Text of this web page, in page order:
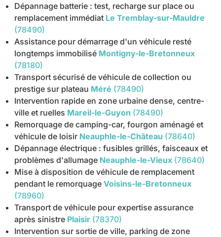
Dépannage batterie : test, recharge sur place ou
remplacement immédiat Le Tremblay-sur-Mauldre
(78490)
Assistance pour démarrage d'un véhicule resté
longtemps immobilisé Montigny-le-Bretonneux
(78180)
Transport sécurisé de véhicule de collection ou
prestige sur plateau Méré (78490)
Intervention rapide en zone urbaine dense, centre-
ville et ruelles Mareil-le-Guyon (78490)
Remorquage de camping-car, fourgon aménagé et
véhicule de loisir Neauphle-le-Château (78640)
Dépannage électrique : fusibles grillés, faisceaux et
problèmes d'allumage Neauphle-le-Vieux (78640)
Mise à disposition de véhicule de remplacement
pendant le remorquage Voisins-le-Bretonneux
(78960)
Transport de véhicule pour expertise assurance
après sinistre Plaisir (78370)
Intervention sur sortie de ville, parking de zone